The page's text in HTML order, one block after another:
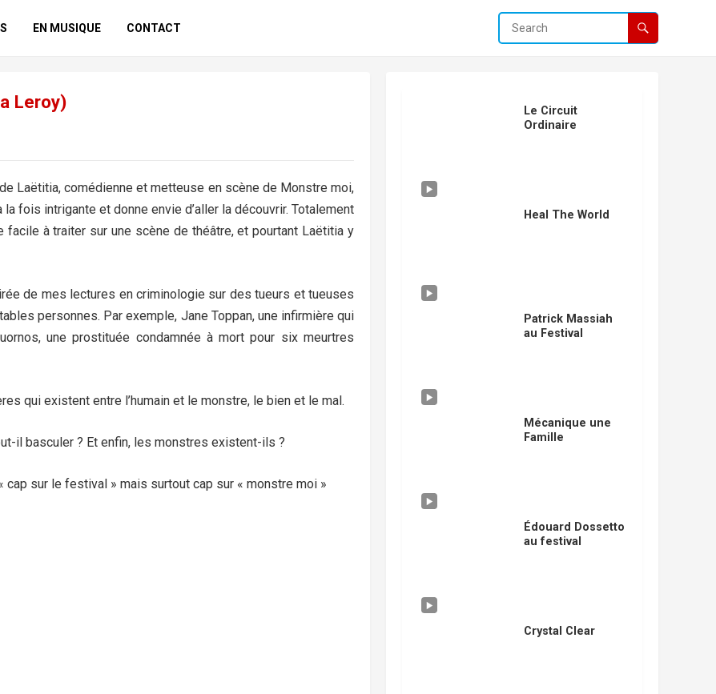
EN MUSIQUE CONTACT
Leroy)
Laëtitia, comédienne et metteuse en scène de Monstre moi,
fois intrigante et donne envie d’aller la découvrir. Totalement
facile à traiter sur une scène de théâtre, et pourtant Laëtitia y
de mes lectures en criminologie sur des tueurs et tueuses
personnes. Par exemple, Jane Toppan, une infirmière qui
une prostituée condamnée à mort pour six meurtres
qui existent entre l’humain et le monstre, le bien et le mal.
il basculer ? Et enfin, les monstres existent-ils ?
sur le festival » mais surtout cap sur « monstre moi »
Le Circuit
Ordinaire
Heal The World
Patrick Massiah
au Festival
Mécanique une
Famille
Édouard Dossetto
au festival
Crystal Clear